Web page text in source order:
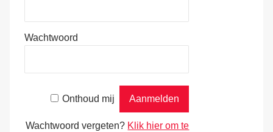
Wachtwoord
Onthoud mij
Wachtwoord vergeten? Klik hier om te